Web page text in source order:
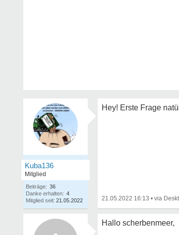
Kuba136
Mitglied
Beiträge: 36
Danke erhalten: 4
Mitglied seit: 21.05.2022
Hey! Erste Frage
21.05.2022 16:13 •